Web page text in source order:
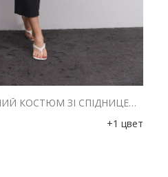
ЖІНОЧИЙ В`ЯЗАНИЙ КОСТЮМ ЗІ СПІДНИЦЕЮ І ФУТБОЛКОЮ ГРАФІТОВИЙ
+1 цвет